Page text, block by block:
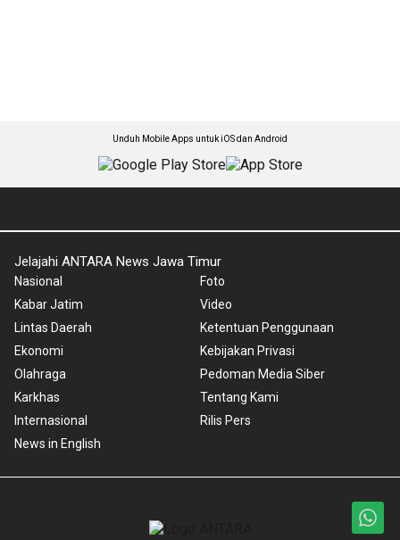
Unduh Mobile Apps untuk iOS dan Android
Jelajahi ANTARA News Jawa Timur
Nasional
Kabar Jatim
Lintas Daerah
Ekonomi
Olahraga
Karkhas
Internasional
News in English
Foto
Video
Ketentuan Penggunaan
Kebijakan Privasi
Pedoman Media Siber
Tentang Kami
Rilis Pers